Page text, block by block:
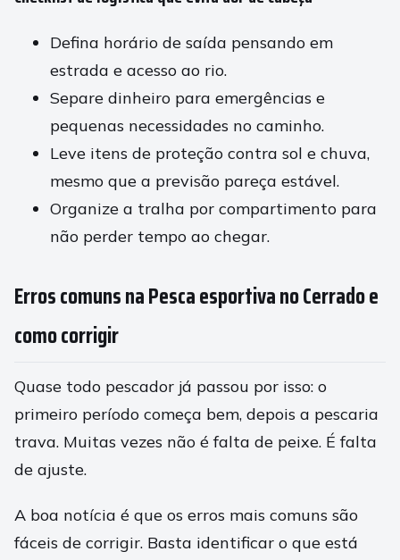
Defina horário de saída pensando em
estrada e acesso ao rio.
Separe dinheiro para emergências e
pequenas necessidades no caminho.
Leve itens de proteção contra sol e chuva,
mesmo que a previsão pareça estável.
Organize a tralha por compartimento para
não perder tempo ao chegar.
Erros comuns na Pesca esportiva no Cerrado e
como corrigir
Quase todo pescador já passou por isso: o
primeiro período começa bem, depois a pescaria
trava. Muitas vezes não é falta de peixe. É falta
de ajuste.
A boa notícia é que os erros mais comuns são
fáceis de corrigir. Basta identificar o que está